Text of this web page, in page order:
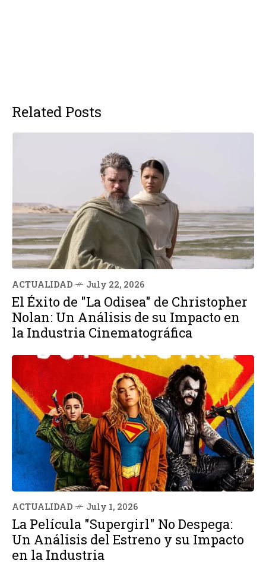
Related Posts
ACTUALIDAD July 22, 2026
El Éxito de "La Odisea" de Christopher
Nolan: Un Análisis de su Impacto en
la Industria Cinematográfica
ACTUALIDAD July 1, 2026
La Película "Supergirl" No Despega:
Un Análisis del Estreno y su Impacto
en la Industria